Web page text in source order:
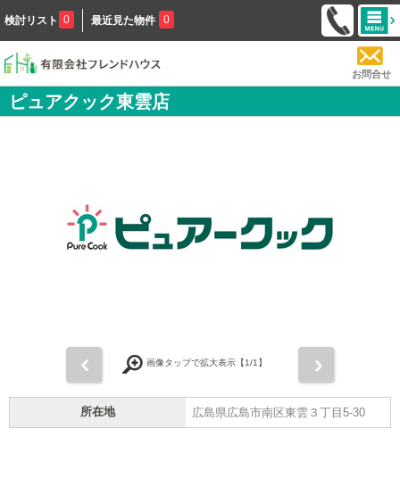
検討リスト 0 最近見た物件 0
お問合せ
ピュアクック東雲店
画像タップで拡大表示【1/1】
所在地 広島県広島市南区東雲３丁目5-30